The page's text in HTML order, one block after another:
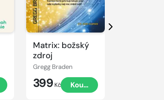
Matrix: božský
zdroj
Gregg Braden
399 Kč Koupit
Přehrát
ukázku
Další